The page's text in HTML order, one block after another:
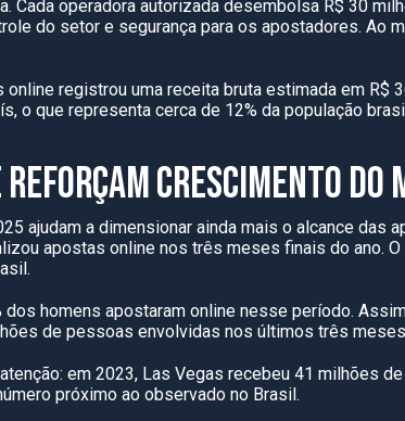
Cada operadora autorizada desembolsa R$ 30
do setor e segurança para os apostadores. Ao
registrou uma receita bruta estimada em R$
o que representa cerca de 12% da população
CRESCIMENTO DO
ajudam a dimensionar ainda mais o alcance das
apostas online nos três meses finais do ano.
homens apostaram online nesse período.
de pessoas envolvidas nos últimos três
em 2023, Las Vegas recebeu 41 milhões
próximo ao observado no Brasil.